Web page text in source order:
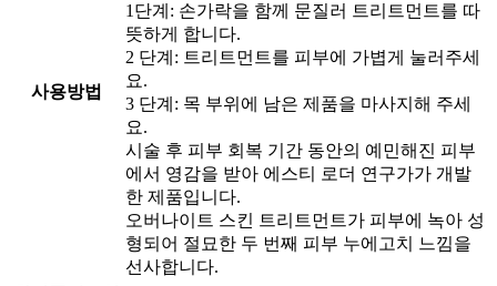
사용방법
1단계: 손가락을 함께 문질러 트리트먼트를 따
뜻하게 합니다.
2 단계: 트리트먼트를 피부에 가볍게 눌러주세
요.
3 단계: 목 부위에 남은 제품을 마사지해 주세
요.
시술 후 피부 회복 기간 동안의 예민해진 피부
에서 영감을 받아 에스티 로더 연구가가 개발
한 제품입니다.
오버나이트 스킨 트리트먼트가 피부에 녹아 성
형되어 절묘한 두 번째 피부 누에고치 느낌을
선사합니다.